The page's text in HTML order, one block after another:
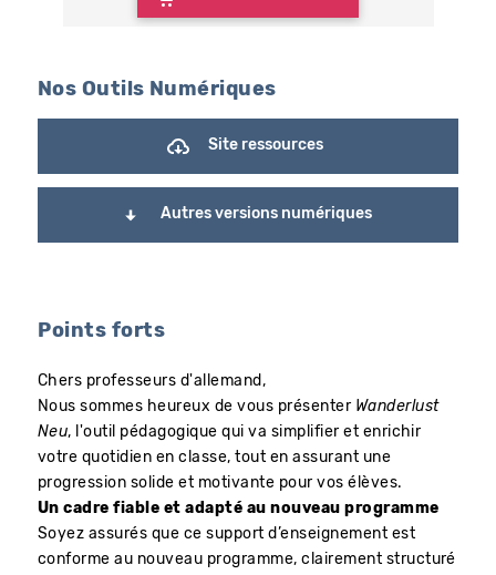
Nos Outils Numériques
Site ressources
Autres versions numériques
Points forts
Chers professeurs d'allemand,
Nous sommes heureux de vous présenter Wanderlust
Neu, l'outil pédagogique qui va simplifier et enrichir
votre quotidien en classe, tout en assurant une
progression solide et motivante pour vos élèves.
Un cadre fiable et adapté au nouveau programme
Soyez assurés que ce support d’enseignement est
conforme au nouveau programme, clairement structuré